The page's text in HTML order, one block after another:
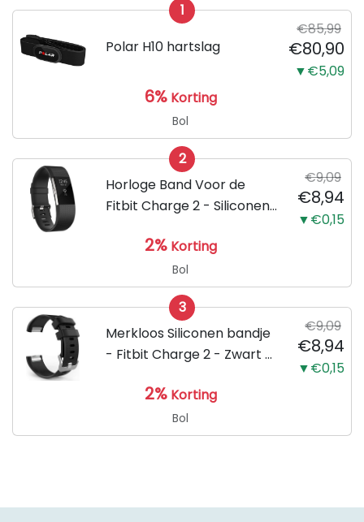
1
Polar H10 hartslag
€85,99
€80,90
▼€5,09
6% Korting
Bol
2
Horloge Band Voor de
Fitbit Charge 2 - Siliconen
Armband Large - Geschikt
voor de Activity Tracker /
Polsband / Strap Band /...
€9,09
€8,94
▼€0,15
2% Korting
Bol
3
Merkloos Siliconen bandje
- Fitbit Charge 2 - Zwart -
€9,09
€8,94
▼€0,15
2% Korting
Bol